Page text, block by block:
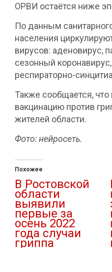
ОРВИ остаётся ниже
По данным
населения
вирусов: аденовирус,
сезонный
респираторно-
Также сообщается,
вакцинацию против
жителей области.
Фото: нейросеть.
Похожее
В Ростовской
области
выявили
первые за
осень 2022
года случаи
гриппа